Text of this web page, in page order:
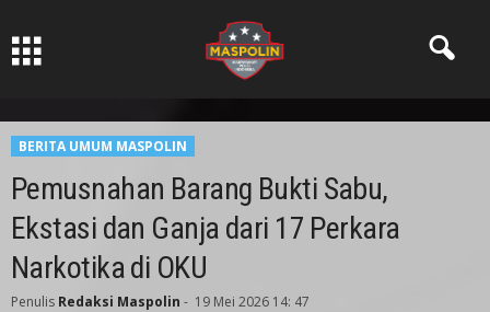
BERITA UMUM MASPOLIN
Pemusnahan Barang Bukti Sabu,
Ekstasi dan Ganja dari 17 Perkara
Narkotika di OKU
Penulis Redaksi Maspolin - 19 Mei 2026 14: 47